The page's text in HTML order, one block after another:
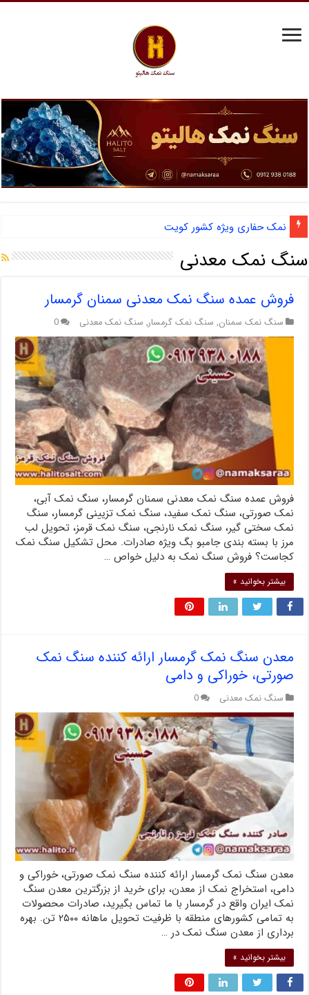
نمک حفاری ویژه کشور کویت
سنگ نمک معدنی
فروش عمده سنگ نمک معدنی سمنان گرمسار
سنگ نمک سمنان, سنگ نمک گرمسار, سنگ نمک معدنی 0
فروش عمده سنگ نمک معدنی سمنان گرمسار، سنگ نمک آبی،
نمک صورتی، سنگ نمک سفید، سنگ نمک تزیینی گرمسار، سنگ
نمک سختی گیر، سنگ نمک نارنجی، سنگ نمک قرمز، تحویل لب
مرز با بسته بندی جامبو بگ ویژه صادرات. محل تشکیل سنگ نمک
کجاست؟ فروش سنگ نمک به دلیل خواص …
بیشتر بخوانید »
معدن سنگ نمک گرمسار ارائه کننده سنگ نمک
صورتی، خوراکی و دامی
سنگ نمک معدنی 0
معدن سنگ نمک گرمسار ارائه کننده سنگ نمک صورتی، خوراکی و
دامی، استخراج نمک از معدن، برای خرید از بزرگترین معدن سنگ
نمک ایران واقع در گرمسار با ما تماس بگیرید، صادرات محصولات
به تمامی کشورهای منطقه با ظرفیت تحویل ماهانه ۲۵۰۰ تن. بهره
برداری از معدن سنگ نمک در …
بیشتر بخوانید »